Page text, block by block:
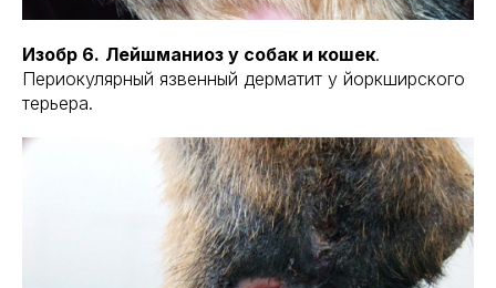
Изобр 6. Лейшманиоз у собак и кошек.
Периокулярный язвенный дерматит у йоркширского
терьера.